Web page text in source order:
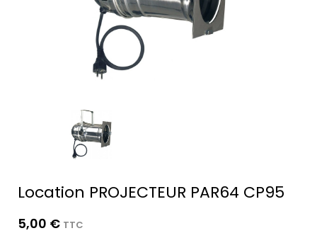
Location PROJECTEUR PAR64 CP95
5,00 € TTC